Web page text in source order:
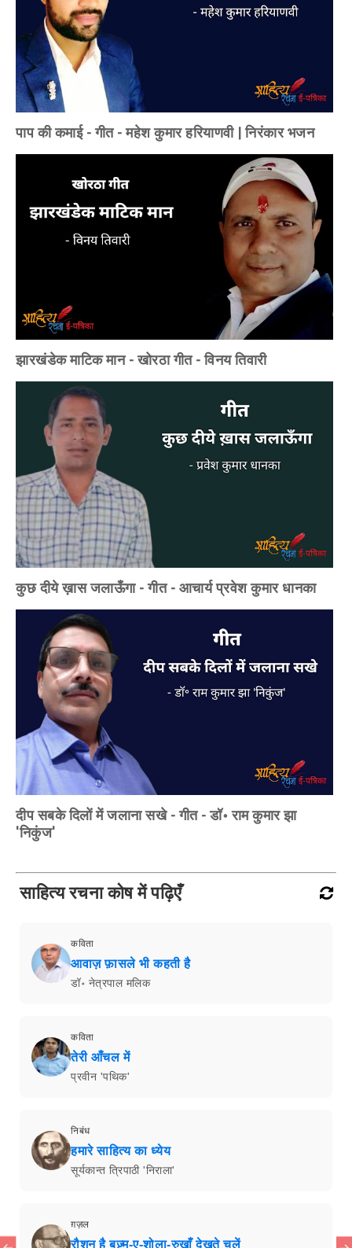
पाप की कमाई - गीत - महेश कुमार हरियाणवी | निरंकार भजन
झारखंडेक माटिक मान - खोरठा गीत - विनय तिवारी
कुछ दीये ख़ास जलाऊँगा - गीत - आचार्य प्रवेश कुमार धानका
दीप सबके दिलों में जलाना सखे - गीत - डॉ॰ राम कुमार झा
'निकुंज'
साहित्य रचना कोष में पढ़िएँ
कविता
आवाज़ फ़ासले भी कहती है
डॉ॰ नेत्रपाल मलिक
कविता
तेरी आँचल में
प्रवीन 'पथिक'
निबंध
हमारे साहित्य का ध्येय
सूर्यकान्त त्रिपाठी 'निराला'
ग़ज़ल
रौशन है बज़्म-ए-शोला-रुख़ाँ देखते चलें